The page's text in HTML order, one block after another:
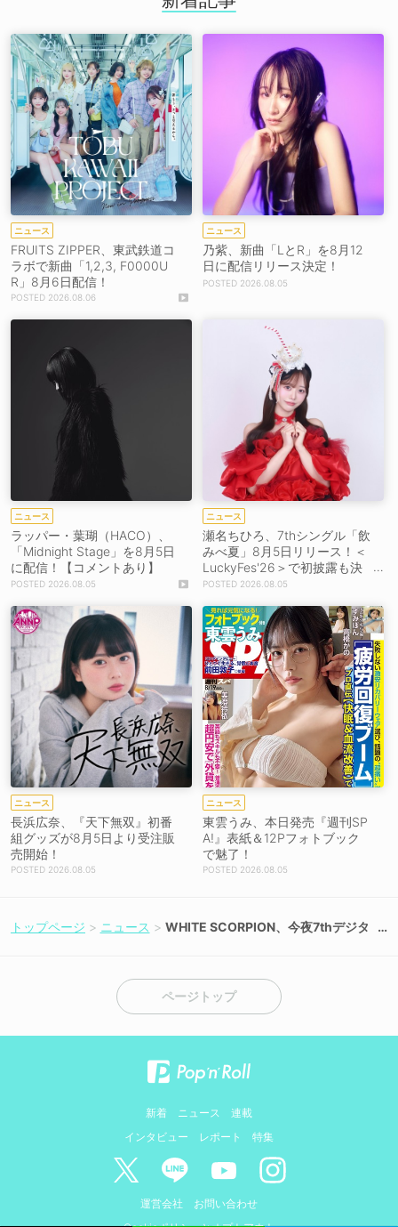
ニュース
FRUITS ZIPPER、東武鉄道コ
ラボで新曲「1,2,3, F0000U
R」8月6日配信！
2026.08.06
ニュース
乃紫、新曲「LとR」を8月12
日に配信リリース決定！
2026.08.05
ニュース
ラッパー・葉瑚（HACO）、
「Midnight Stage」を8月5日
に配信！【コメントあり】
2026.08.05
ニュース
瀬名ちひろ、7thシングル「飲
みべ夏」8月5日リリース！＜
LuckyFes'26＞で初披露も決
定
2026.08.05
ニュース
長浜広奈、『天下無双』初番
組グッズが8月5日より受注販
売開始！
2026.08.05
ニュース
東雲うみ、本日発売『週刊SP
A!』表紙＆12Pフォトブック
で魅了！
2026.08.05
トップページ ニュース
WHITE SCORPION、今夜7thデジタ
ページトップ
新着 ニュース
連載
インタビュー
レポート 特集
運営会社
お問い合わせ